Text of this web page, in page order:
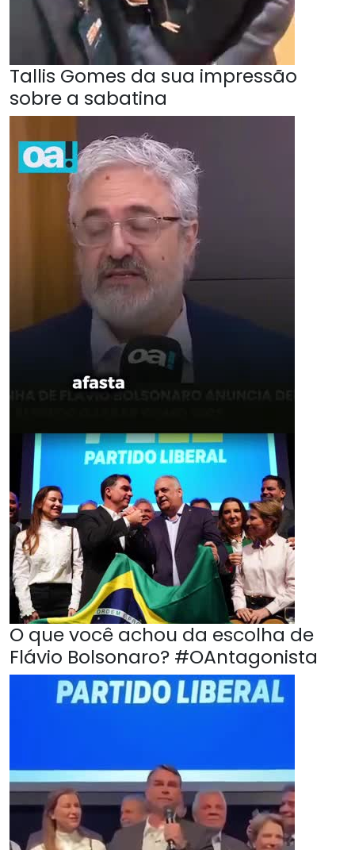
Tallis Gomes da sua impressão
sobre a sabatina
O que você achou da escolha de
Flávio Bolsonaro? #OAntagonista